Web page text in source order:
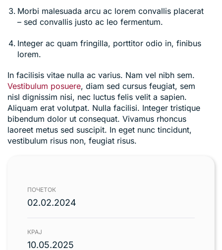
Morbi malesuada arcu ac lorem convallis placerat
– sed convallis justo ac leo fermentum.
Integer ac quam fringilla, porttitor odio in, finibus
lorem.
In facilisis vitae nulla ac varius. Nam vel nibh sem.
Vestibulum posuere, diam sed cursus feugiat, sem
nisl dignissim nisi, nec luctus felis velit a sapien.
Aliquam erat volutpat. Nulla facilisi. Integer tristique
bibendum dolor ut consequat. Vivamus rhoncus
laoreet metus sed suscipit. In eget nunc tincidunt,
vestibulum risus non, feugiat risus.
ПОЧЕТОК
02.02.2024
КРАЈ
10.05.2025